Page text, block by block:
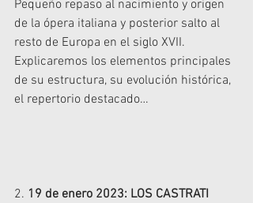
Pequeño repaso al nacimiento y origen
de la ópera italiana y posterior salto al
resto de Europa en el siglo XVII.
Explicaremos los elementos principales
de su estructura, su evolución histórica,
el repertorio destacado…
2. 19 de enero 2023: LOS CASTRATI